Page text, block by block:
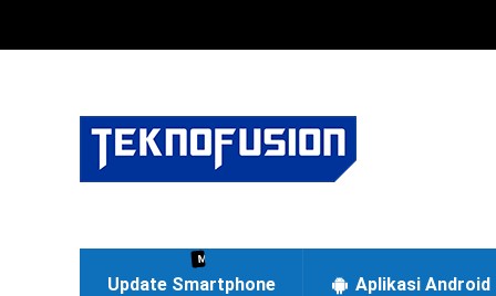
Update Smartphone
Menyajikan berita terbaru di dunia teknologi
Aplikasi Android